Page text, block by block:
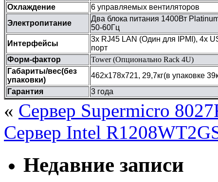
Охлаждение
6 управляемых вентиляторов
Электропитание
Два блока питания 1400Вт
50-60Гц
Интерфейсы
3х RJ45 LAN (Один для IPMI), 4x
порт
Форм-фактор
Tower (Опционально Rack 4U)
Габариты/вес(без
упаковки)
462x178x721, 29,7кг(в упаковке
Гарантия
3 года
« Сервер Supermicro
Сервер Intel
Недавние записи